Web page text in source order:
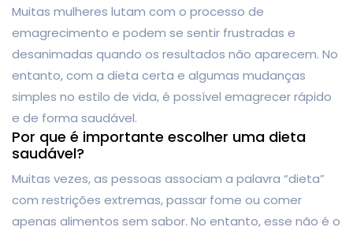
Muitas mulheres lutam com o processo de
emagrecimento e podem se sentir frustradas e
desanimadas quando os resultados não aparecem. No
entanto, com a dieta certa e algumas mudanças
simples no estilo de vida, é possível emagrecer rápido
e de forma saudável.
Por que é importante escolher uma dieta
saudável?
Muitas vezes, as pessoas associam a palavra “dieta”
com restrições extremas, passar fome ou comer
apenas alimentos sem sabor. No entanto, esse não é o